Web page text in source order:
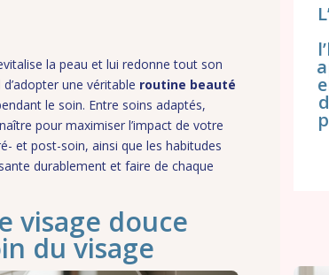
la peau et lui redonne tout son
une véritable routine beauté
le soin. Entre soins adaptés,
pour maximiser l’impact de votre
et post-soin, ainsi que les habitudes
durablement et faire de chaque
visage douce
du visage